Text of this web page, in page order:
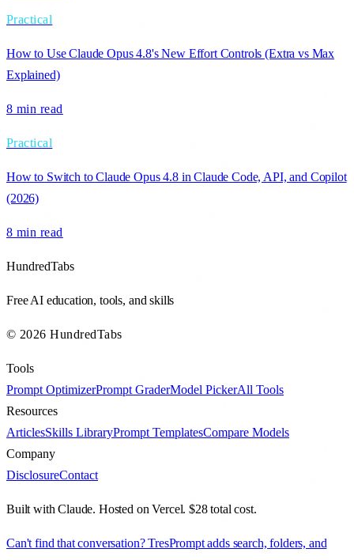
Practical
How to Use Claude Opus 4.8's New Effort Controls (Extra vs Max
Explained)
8 min read
Practical
How to Switch to Claude Opus 4.8 in Claude Code, API, and Copilot
(2026)
8 min read
HundredTabs
Free AI education, tools, and skills
© 2026 HundredTabs
Tools
Prompt OptimizerPrompt GraderModel PickerAll Tools
Resources
ArticlesSkills LibraryPrompt TemplatesCompare Models
Company
DisclosureContact
Built with Claude. Hosted on Vercel. $28 total cost.
Can't find that conversation? TresPrompt adds search, folders, and